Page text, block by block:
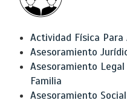
Actividad Física
Asesoramiento
Asesoramiento
Familia
Asesoramiento